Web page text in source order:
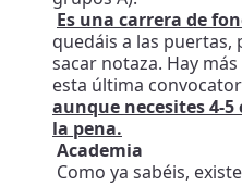
Es una carrera de
quedáis a las
sacar notaza. Hay
esta última
aunque necesites 4-
la pena.
Academia
Como ya sabéis,